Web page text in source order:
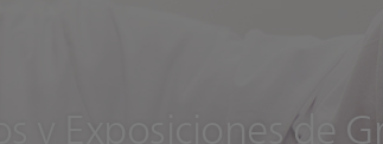
y Exposiciones de